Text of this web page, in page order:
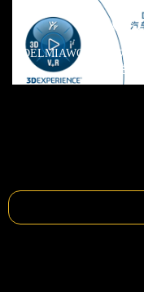
DELMIAWORKS助力汽
理 - 注塑